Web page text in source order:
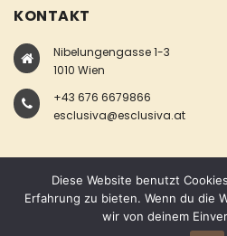
KONTAKT
Nibelungengasse 1-3
1010 Wien
+43 676 6679866
esclusiva@esclusiva.at
COPYRIGHT ©
Diese Website benutzt
Erfahrung zu bieten. Wenn du die
wir von deinem